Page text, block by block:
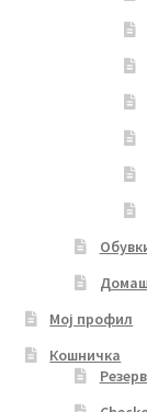
Мој профил
Кошничка